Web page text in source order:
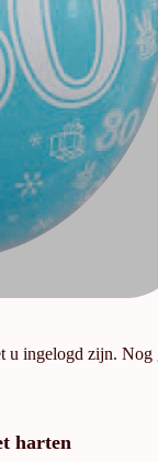
u ingelogd zijn. Nog
harten